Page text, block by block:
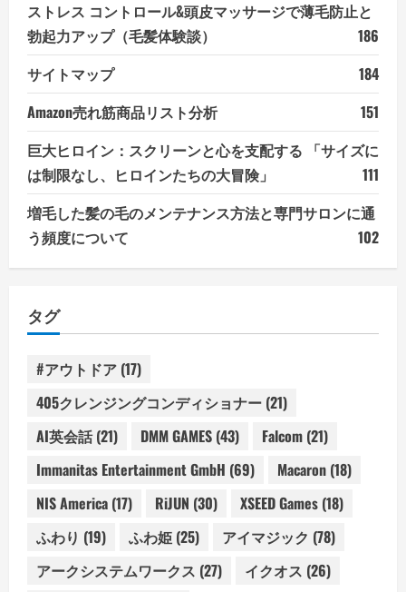
ストレス コントロール&頭皮マッサージで薄毛防止と
勃起力アップ（毛髪体験談）
186
サイトマップ
184
Amazon売れ筋商品リスト分析
151
巨大ヒロイン：スクリーンと心を支配する 「サイズに
は制限なし、ヒロインたちの大冒険」
111
増毛した髪の毛のメンテナンス方法と専門サロンに通
う頻度について
102
タグ
#アウトドア (17)
405クレンジングコンディショナー (21)
AI英会話(21) DMM GAMES (43) Falcom (21)
Immanitas Entertainment GmbH (69) Macaron (18)
NIS America (17) RiJUN (30) XSEED Games (18)
ふわり (19) ふわ姫 (25) アイマジック (78)
アークシステムワークス (27) イクオス (26)